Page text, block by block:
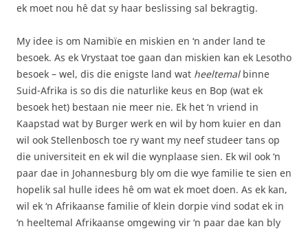
ek moet nou hê dat sy haar beslissing sal bekragtig.
My idee is om Namibïe en miskien en ‘n ander land te
besoek. As ek Vrystaat toe gaan dan miskien kan ek Lesotho
besoek – wel, dis die enigste land wat heeltemal binne
Suid-Afrika is so dis die naturlike keus en Bop (wat ek
besoek het) bestaan nie meer nie. Ek het ‘n vriend in
Kaapstad wat by Burger werk en wil by hom kuier en dan
wil ook Stellenbosch toe ry want my neef studeer tans op
die universiteit en ek wil die wynplaase sien. Ek wil ook ‘n
paar dae in Johannesburg bly om die wye familie te sien en
hopelik sal hulle idees hê om wat ek moet doen. As ek kan,
wil ek ‘n Afrikaanse familie of klein dorpie vind sodat ek in
‘n heeltemal Afrikaanse omgewing vir ‘n paar dae kan bly